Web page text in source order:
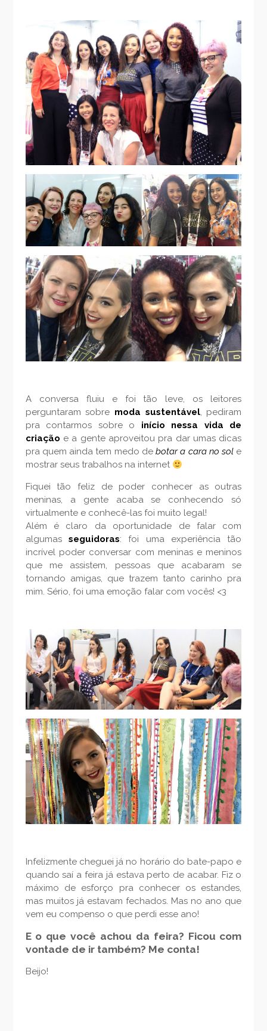
A conversa fluiu e foi tão leve, os leitores
perguntaram sobre moda sustentável, pediram
pra contarmos sobre o início nessa vida de
criação e a gente aproveitou pra dar umas dicas
pra quem ainda tem medo debotar a cara no sol e
mostrar seus trabalhos na internet
Fiquei tão feliz de poder conhecer as outras
meninas, a gente acaba se conhecendo só
virtualmente e conhecê-las foi muito legal!
Além é claro da oportunidade de falar com
algumas seguidoras: foi uma experiência tão
incrível poder conversar com meninas e meninos
que me assistem, pessoas que acabaram se
tornando amigas, que trazem tanto carinho pra
mim. Sério, foi uma emoção falar com vocês! <3
Infelizmente cheguei já no horário do bate-papo e
quando saí a feira já estava perto de acabar. Fiz o
máximo de esforço pra conhecer os estandes,
mas muitos já estavam fechados. Mas no ano que
vem eu compenso o que perdi esse ano!
E o que você achou da feira? Ficou com
vontade de ir também? Me conta!
Beijo!